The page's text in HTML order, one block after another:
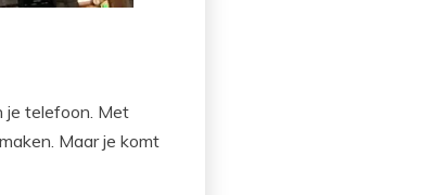
je telefoon. Met
Maar je komt